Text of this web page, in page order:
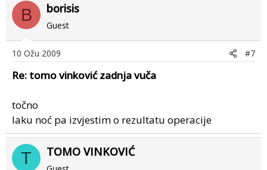
B borisis
Guest
10 Ožu 2009 #7
Re: tomo vinković zadnja vuča
točno
laku noć pa izvjestim o rezultatu operacije
T TOMO VINKOVIĆ